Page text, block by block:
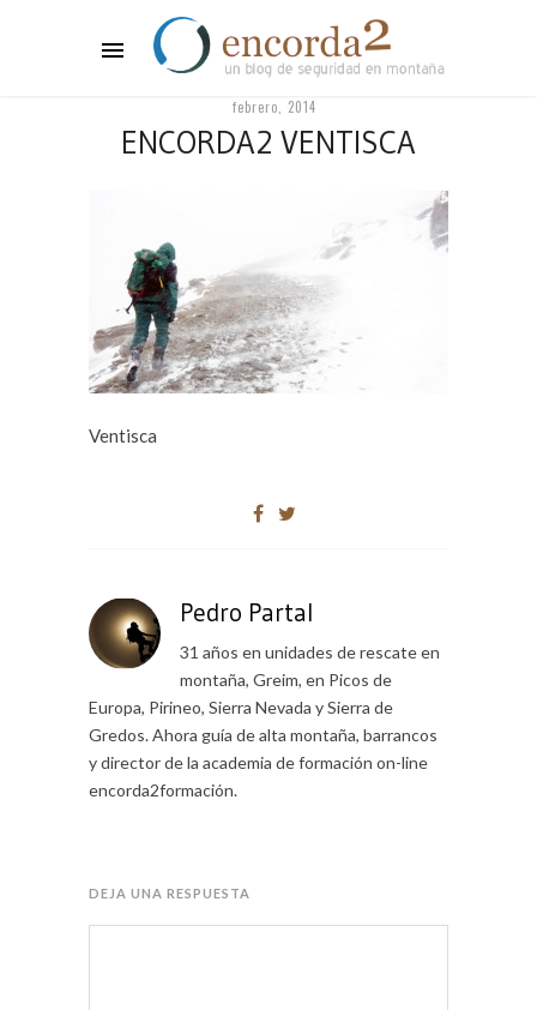
febrero, 2014
ENCORDA2 VENTISCA
Ventisca
Pedro Partal
31 años en unidades de rescate en
montaña, Greim, en Picos de
Europa, Pirineo, Sierra Nevada y Sierra de
Gredos. Ahora guía de alta montaña, barrancos
y director de la academia de formación on-line
encorda2formación.
DEJA UNA RESPUESTA